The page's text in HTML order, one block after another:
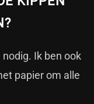
Ik ben ook
papier om alle